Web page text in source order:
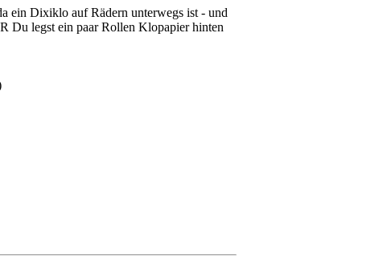
ein Dixiklo auf Rädern unterwegs ist - und
Du legst ein paar Rollen Klopapier hinten